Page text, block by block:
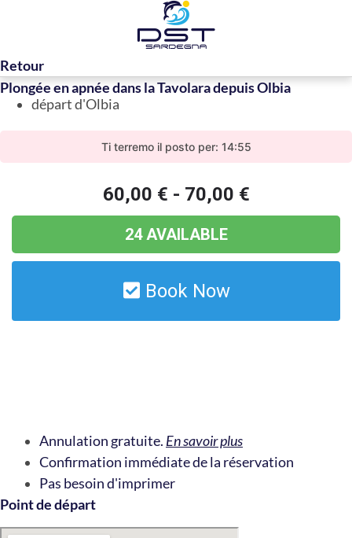
Retour
Plongée en apnée dans la Tavolara depuis Olbia
départ d'Olbia
Ti terremo il posto per: 14:55
Annulation gratuite. En savoir plus
Confirmation immédiate de la réservation
Pas besoin d'imprimer
Point de départ